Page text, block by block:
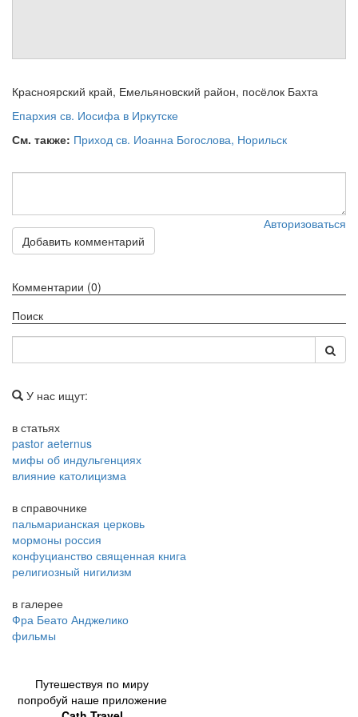
Отправить сообщение
Вход
Красноярский край, Емельяновский район, посёлок Бахта
Епархия св. Иосифа в Иркутске
См. также: Приход св. Иоанна Богослова, Норильск
Авторизоваться
Добавить комментарий
Комментарии (0)
Поиск
У нас ищут:
в статьях
pastor aeternus
мифы об индульгенциях
влияние католицизма
в справочнике
пальмарианская церковь
мормоны россия
конфуцианство священная книга
религиозный нигилизм
в галерее
Фра Беато Анджелико
фильмы
Путешествуя по миру
попробуй наше приложение